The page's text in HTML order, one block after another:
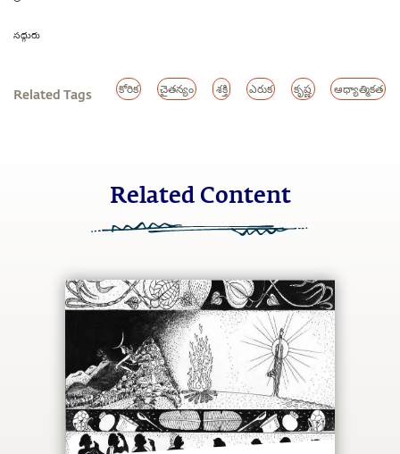
సద్గురు
Related Tags కోరిక చైతన్యం శక్తి ఎరుక కృష్ణ ఆధ్యాత్మికత
Related Content